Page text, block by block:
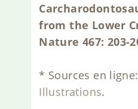
from the Lower
Nature 467: 203-
* Sources en
Illustrations.